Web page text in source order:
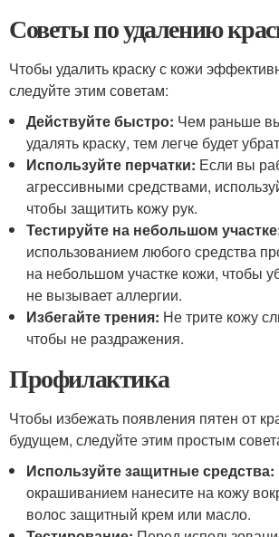
Советы по удалению
Чтобы удалить краску с кожи
следуйте этим советам:
Действуйте быстро: Чем раньше
удалять краску, тем легче будет
Используйте перчатки: Если вы
агрессивными средствами,
чтобы защитить кожу рук.
Тестируйте на небольшом
использованием любого средства
на небольшом участке кожи, чтобы
не вызывает аллергии.
Избегайте трения: Не трите кожу
чтобы не раздражения.
Профилактика
Чтобы избежать появления пятен от
будущем, следуйте этим простым
Используйте защитные средства:
окрашиванием нанесите на кожу
волос защитный крем или масло.